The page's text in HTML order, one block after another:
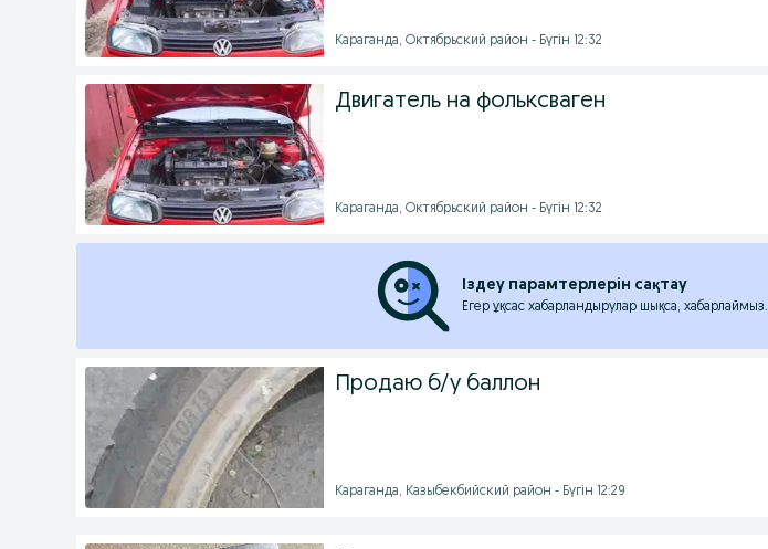
Караганда, Октябрьский район - Бүгін 12:32
Двигатель на фольксваген
Караганда, Октябрьский район - Бүгін 12:32
Іздеу парамтерлерін сақтау
Егер ұқсас хабарландырулар шықса, хабарлаймыз.
Продаю б/у баллон
Караганда, Казыбекбийский район - Бүгін 12:29